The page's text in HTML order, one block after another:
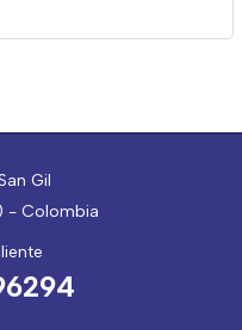
Gil
- Colombia